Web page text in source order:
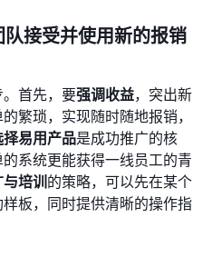
接受并使用新的报销
首先，要强调收益，突出新
繁琐，实现随时随地报销，
择易用产品是成功推广的核
系统更能获得一线员工的青
培训的策略，可以先在某个
板，同时提供清晰的操作指